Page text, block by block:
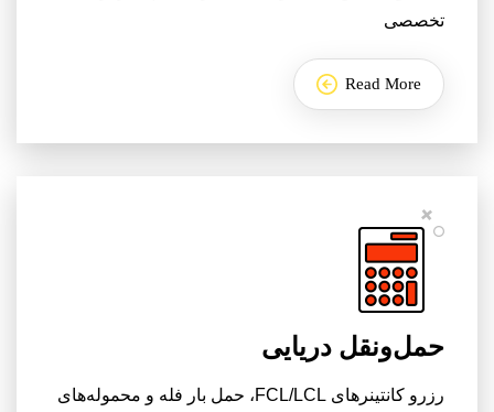
تخصصی
Read More
حمل‌ونقل دریایی
رزرو کانتینرهای FCL/LCL، حمل بار فله و محموله‌های